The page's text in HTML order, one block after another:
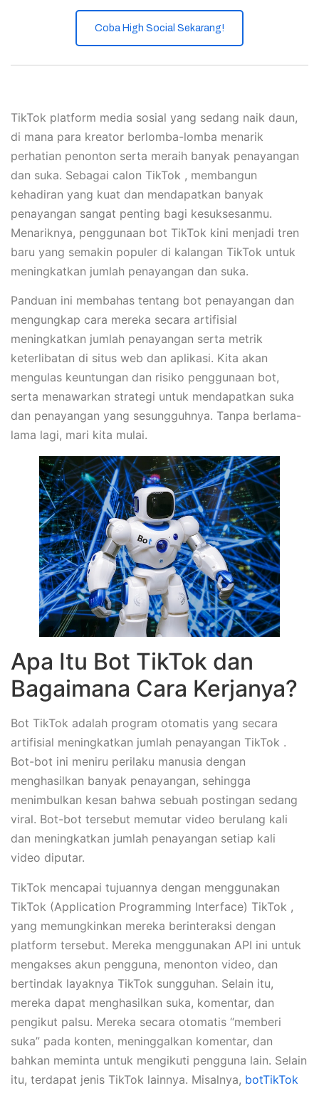
Coba High Social Sekarang!
TikTok platform media sosial yang sedang naik daun,
di mana para kreator berlomba-lomba menarik
perhatian penonton serta meraih banyak penayangan
dan suka. Sebagai calon TikTok , membangun
kehadiran yang kuat dan mendapatkan banyak
penayangan sangat penting bagi kesuksesanmu.
Menariknya, penggunaan bot TikTok kini menjadi tren
baru yang semakin populer di kalangan TikTok untuk
meningkatkan jumlah penayangan dan suka.
Panduan ini membahas tentang bot penayangan dan
mengungkap cara mereka secara artifisial
meningkatkan jumlah penayangan serta metrik
keterlibatan di situs web dan aplikasi. Kita akan
mengulas keuntungan dan risiko penggunaan bot,
serta menawarkan strategi untuk mendapatkan suka
dan penayangan yang sesungguhnya. Tanpa berlama-
lama lagi, mari kita mulai.
Apa Itu Bot TikTok dan
Bagaimana Cara Kerjanya?
Bot TikTok adalah program otomatis yang secara
artifisial meningkatkan jumlah penayangan TikTok .
Bot-bot ini meniru perilaku manusia dengan
menghasilkan banyak penayangan, sehingga
menimbulkan kesan bahwa sebuah postingan sedang
viral. Bot-bot tersebut memutar video berulang kali
dan meningkatkan jumlah penayangan setiap kali
video diputar.
TikTok mencapai tujuannya dengan menggunakan
TikTok (Application Programming Interface) TikTok ,
yang memungkinkan mereka berinteraksi dengan
platform tersebut. Mereka menggunakan API ini untuk
mengakses akun pengguna, menonton video, dan
bertindak layaknya TikTok sungguhan. Selain itu,
mereka dapat menghasilkan suka, komentar, dan
pengikut palsu. Mereka secara otomatis “memberi
suka” pada konten, meninggalkan komentar, dan
bahkan meminta untuk mengikuti pengguna lain. Selain
itu, terdapat jenis TikTok lainnya. Misalnya, botTikTok